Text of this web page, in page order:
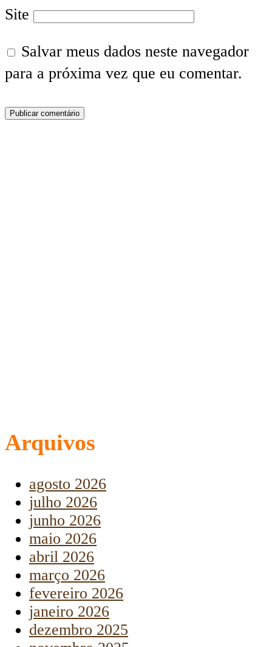
Site
Salvar meus dados neste navegador
para a próxima vez que eu comentar.
Arquivos
agosto 2026
julho 2026
junho 2026
maio 2026
abril 2026
março 2026
fevereiro 2026
janeiro 2026
dezembro 2025